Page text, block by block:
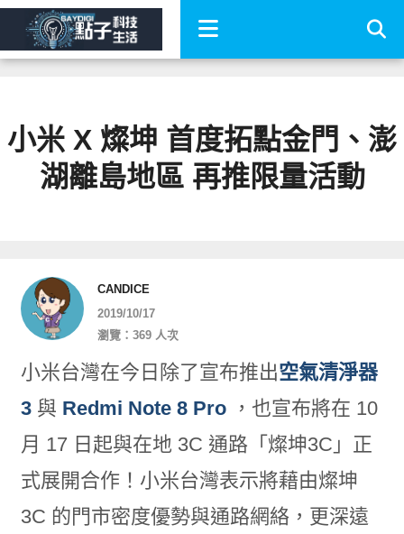
小米 X 燦坤 首度拓點金門、澎
湖離島地區 再推限量活動
CANDICE
2019/10/17
瀏覽：369 人次
小米台灣在今日除了宣布推出空氣清淨器
3與 Redmi Note 8 Pro，也宣布將在 10
月 17 日起與在地 3C 通路「燦坤3C」正
式展開合作！小米台灣表示將藉由燦坤
3C 的門市密度優勢與通路網絡，更深遠